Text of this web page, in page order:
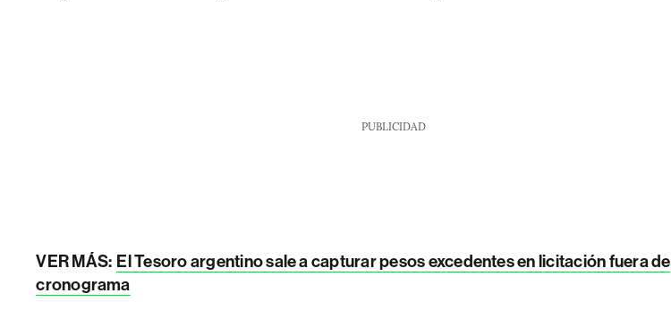
PUBLICIDAD
VER MÁS: El Tesoro argentino sale a capturar pesos excedentes en licitación fuera de
cronograma